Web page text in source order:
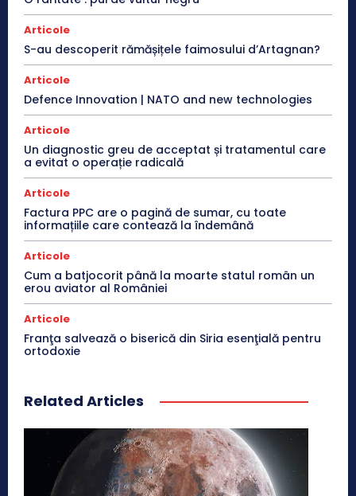
Articole
S-au descoperit rămășițele faimosului d’Artagnan?
Articole
Defence Innovation | NATO and new technologies
Articole
Un diagnostic greu de acceptat și tratamentul care
a evitat o operație radicală
Articole
Factura PPC are o pagină de sumar, cu toate
informațiile care contează la îndemână
Articole
Cum a batjocorit până la moarte statul român un
erou aviator al României
Articole
Franţa salvează o biserică din Siria esenţială pentru
ortodoxie
Related Articles